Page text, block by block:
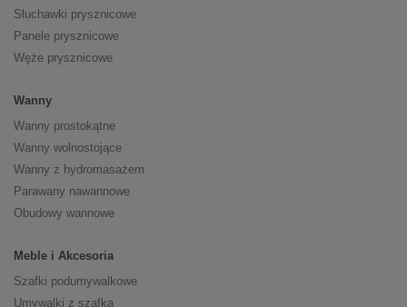
Słuchawki prysznicowe
Panele prysznicowe
Węże prysznicowe
Wanny
Wanny prostokątne
Wanny wolnostojące
Wanny z hydromasażem
Parawany nawannowe
Obudowy wannowe
Meble i Akcesoria
Szafki podumywalkowe
Umywalki z szafką